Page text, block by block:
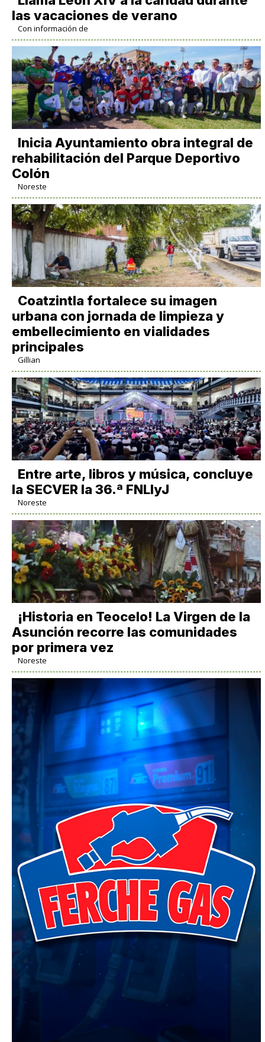
las vacaciones de verano
Con información de
Inicia Ayuntamiento obra integral de
rehabilitación del Parque Deportivo
Colón
Noreste
Coatzintla fortalece su imagen
urbana con jornada de limpieza y
embellecimiento en vialidades
principales
Gillian
Entre arte, libros y música, concluye
la SECVER la 36.ª FNLIyJ
Noreste
​¡Historia en Teocelo! La Virgen de la
Asunción recorre las comunidades
por primera vez
Noreste